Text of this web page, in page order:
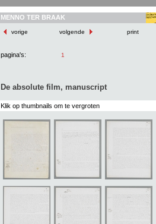
MENNO TER BRAAK
vorige volgende print
pagina's: 1
De absolute film, manuscript
Klik op thumbnails om te vergroten